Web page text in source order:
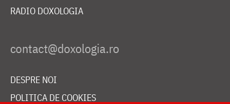
RADIO DOXOLOGIA
DESPRE NOI
POLITICA DE COOKIES